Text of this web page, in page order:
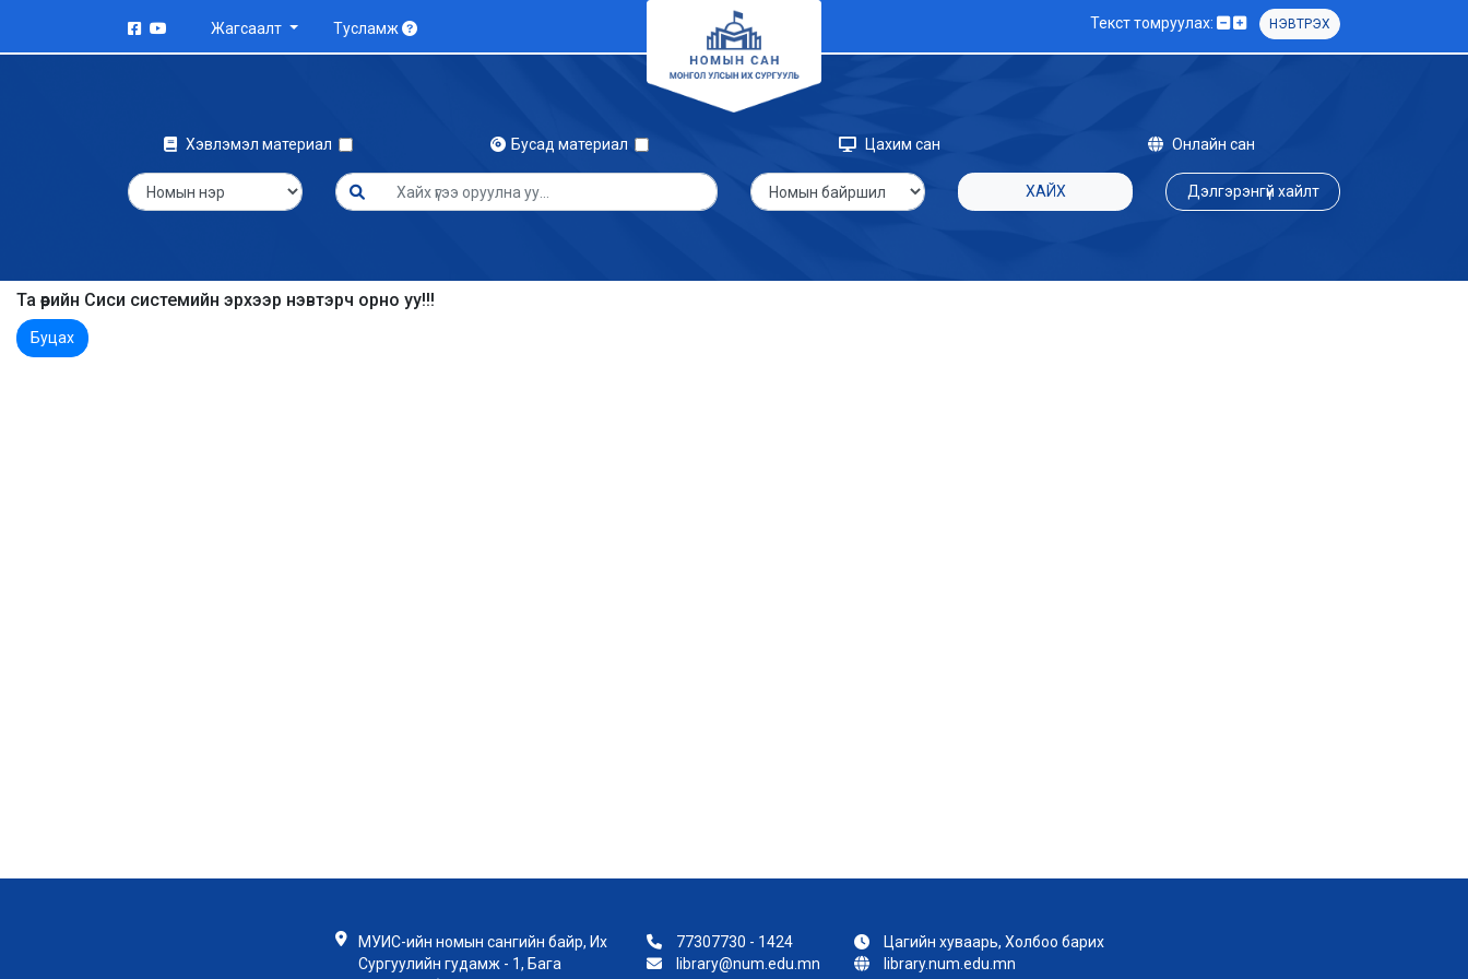
Жагсаалт Тусламж Текст томруулах: НЭВТРЭХ
Хэвлэмэл материал Бусад материал Цахим сан Онлайн сан
ХАЙХ Дэлгэрэнгүй хайлт
Та өөрийн Сиси системийн эрхээр нэвтэрч орно уу!!!
Буцах
МУИС-ийн номын сангийн байр, Их
Сургуулийн гудамж - 1, Бага
77307730 - 1424
library@num.edu.mn
Цагийн хуваарь, Холбоо барих
library.num.edu.mn